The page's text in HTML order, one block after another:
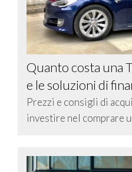
Quanto costa una
e le soluzioni di
Prezzi e consigli di
investire nel comprare